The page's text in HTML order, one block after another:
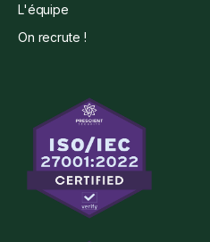
L'équipe
On recrute !